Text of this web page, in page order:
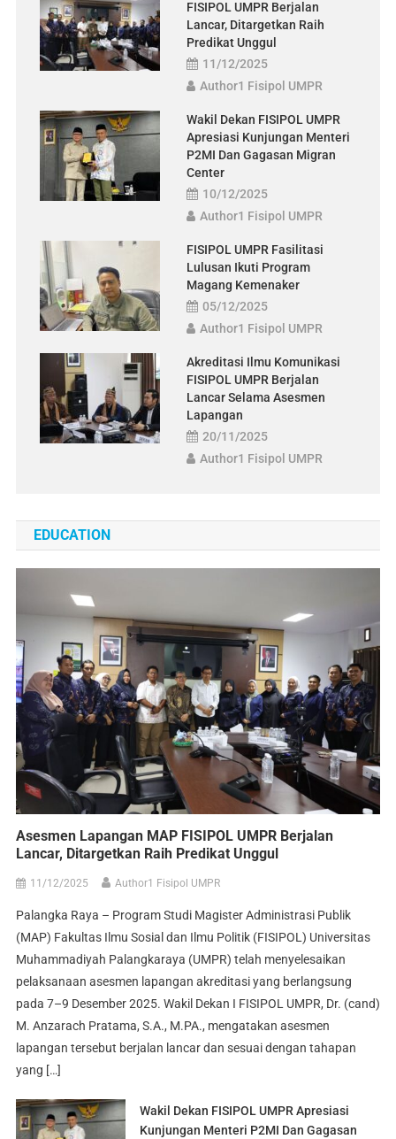
dan Gagasan Migran Center
FISIPOL UMPR Fasilitasi Lulusan Ikuti Program Magang
Kemenaker
Dekan FISIPOL UMPR Apresiasi Prestasi Mahasiswi Ilmu
Akreditasi Ilmu Komunikasi FISIPOL UMPR Berjalan Lancar
Selama Asesmen Lapangan
FISIPOL UMPR Berjalan
Lancar, Ditargetkan Raih
Predikat Unggul
11/12/2025
Author1 Fisipol UMPR
Wakil Dekan FISIPOL UMPR
Apresiasi Kunjungan Menteri
P2MI Dan Gagasan Migran
Center
10/12/2025
Author1 Fisipol UMPR
FISIPOL UMPR Fasilitasi
Lulusan Ikuti Program
Magang Kemenaker
05/12/2025
Author1 Fisipol UMPR
Akreditasi Ilmu Komunikasi
FISIPOL UMPR Berjalan
Lancar Selama Asesmen
Lapangan
20/11/2025
Author1 Fisipol UMPR
EDUCATION
Asesmen Lapangan MAP FISIPOL UMPR Berjalan
Lancar, Ditargetkan Raih Predikat Unggul
11/12/2025 Author1 Fisipol UMPR
Palangka Raya – Program Studi Magister Administrasi Publik
(MAP) Fakultas Ilmu Sosial dan Ilmu Politik (FISIPOL) Universitas
Muhammadiyah Palangkaraya (UMPR) telah menyelesaikan
pelaksanaan asesmen lapangan akreditasi yang berlangsung
pada 7–9 Desember 2025. Wakil Dekan I FISIPOL UMPR, Dr. (cand)
M. Anzarach Pratama, S.A., M.PA., mengatakan asesmen
lapangan tersebut berjalan lancar dan sesuai dengan tahapan
yang […]
Wakil Dekan FISIPOL UMPR Apresiasi
Kunjungan Menteri P2MI Dan Gagasan